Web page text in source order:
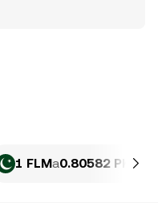
1 FLMa0.80582 PKR